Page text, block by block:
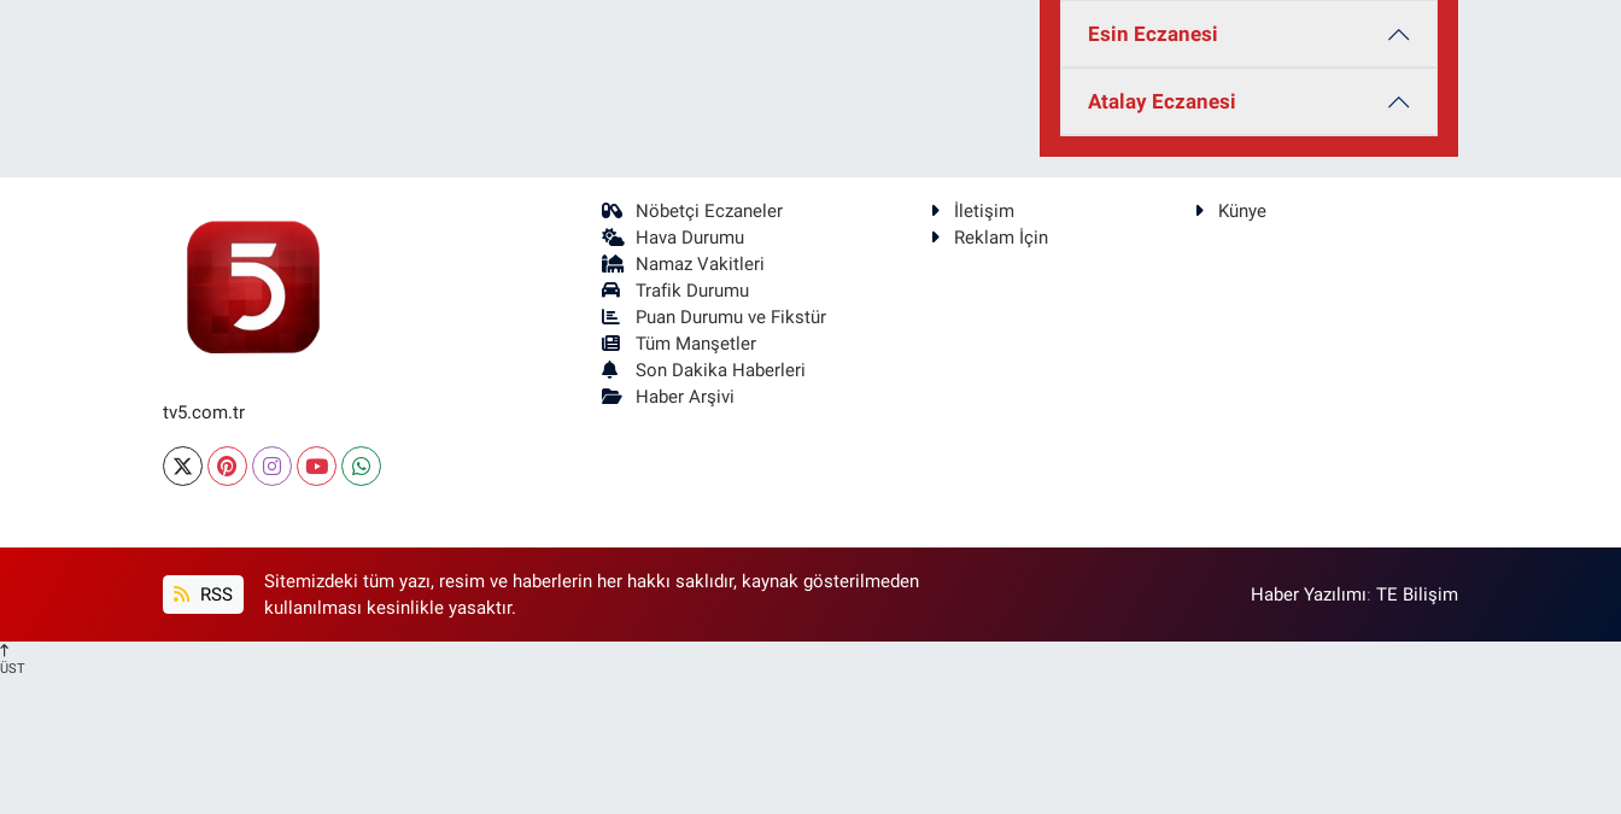
Esin Eczanesi
Atalay Eczanesi
tv5.com.tr
Nöbetçi Eczaneler
Hava Durumu
Namaz Vakitleri
Trafik Durumu
Puan Durumu ve Fikstür
Tüm Manşetler
Son Dakika Haberleri
Haber Arşivi
İletişim
Künye
Reklam İçin
RSS
Sitemizdeki tüm yazı, resim ve haberlerin her hakkı saklıdır, kaynak gösterilmeden
kullanılması kesinlikle yasaktır.
Haber Yazılımı:TE Bilişim
ÜST